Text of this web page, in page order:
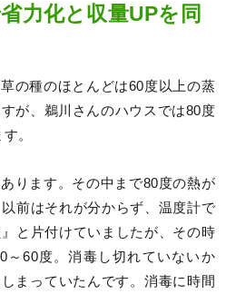
力化と収量UPを同
の種のほとんどは60度以上の蒸
が、鵜川さんのハウスでは80度
。
ります。その中まで80度の熱が
前はそれが分からず、温度計で
と片付けていましたが、その時
～60度。消毒し切れていないか
まっていたんです。消毒に時間